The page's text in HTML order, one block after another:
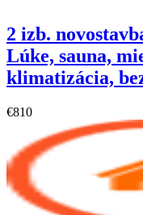
2 izb.
Lúke, sauna,
klimatizácia,
€810